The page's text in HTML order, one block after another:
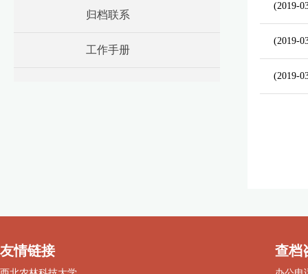
归档联系
工作手册
(2019-
(2019-
(2019-
友情链接 查档